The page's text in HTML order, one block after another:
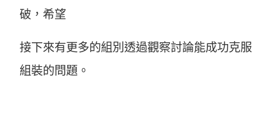
破，希望
接下來有更多的組別透過觀察討論能成功克服
組裝的問題。